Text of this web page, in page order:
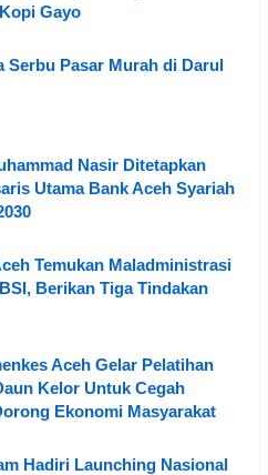
Gayo
Serbu Pasar Murah di Darul
Nasir Ditetapkan
Utama Bank Aceh Syariah
Temukan Maladministrasi
Berikan Tiga Tindakan
Aceh Gelar Pelatihan
Kelor Untuk Cegah
Ekonomi Masyarakat
Hadiri Launching Nasional